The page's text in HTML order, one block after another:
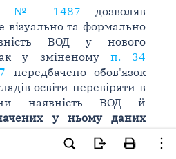
№ 1487 дозволяв
та формально
ВОД у нового
у зміненомуп. 34
передбачено обов'язок
освіти перевіряти в
наявність ВОД й
у ньому даних